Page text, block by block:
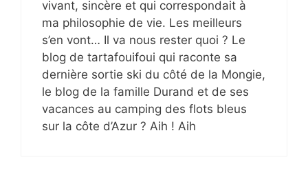
vivant, sincère et qui correspondait à
ma philosophie de vie. Les meilleurs
s’en vont… Il va nous rester quoi ? Le
blog de tartafouifoui qui raconte sa
dernière sortie ski du côté de la Mongie,
le blog de la famille Durand et de ses
vacances au camping des flots bleus
sur la côte d’Azur ? Aih ! Aih